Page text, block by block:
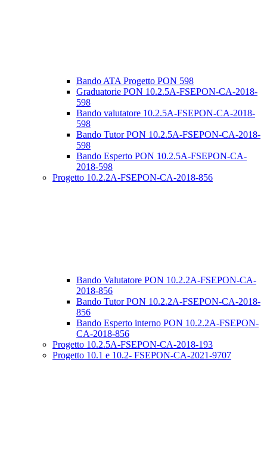
Bando ATA Progetto PON 598
Graduatorie PON 10.2.5A-FSEPON-CA-2018-
598
Bando valutatore 10.2.5A-FSEPON-CA-2018-
598
Bando Tutor PON 10.2.5A-FSEPON-CA-2018-
598
Bando Esperto PON 10.2.5A-FSEPON-CA-
2018-598
Progetto 10.2.2A-FSEPON-CA-2018-856
Bando Valutatore PON 10.2.2A-FSEPON-CA-
2018-856
Bando Tutor PON 10.2.2A-FSEPON-CA-2018-
856
Bando Esperto interno PON 10.2.2A-FSEPON-
CA-2018-856
Progetto 10.2.5A-FSEPON-CA-2018-193
Progetto 10.1 e 10.2- FSEPON-CA-2021-9707